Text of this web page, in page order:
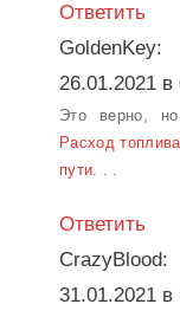
Ответить
GoldenKey:
26.01.2021 в
Это верно,
Расход
пути. . .
Ответить
CrazyBlood:
31.01.2021 в